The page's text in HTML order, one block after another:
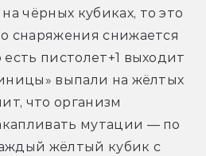
чёрных кубиках, то это
снаряжения снижается
пистолет+1 выходит
выпали на жёлтых
что организм
мутации — по
жёлтый кубик с